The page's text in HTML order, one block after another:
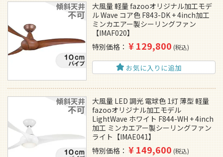
大風量 軽量 fazooオリジナル加工モデ
ル Wave コア色 F843-DK + 4inch加工
ミンカエアー製シーリングファン
【IMAF020】
特別価格
¥129,800 税込
お気に入りに追加
大風量 LED 調光 電球色 1灯 薄型 軽量
fazooオリジナル加工モデル
LightWave ホワイト F844-WH + 4inch
加工 ミンカエアー製シーリングファン
ライト【IMAE041】
特別価格
¥149,600 税込